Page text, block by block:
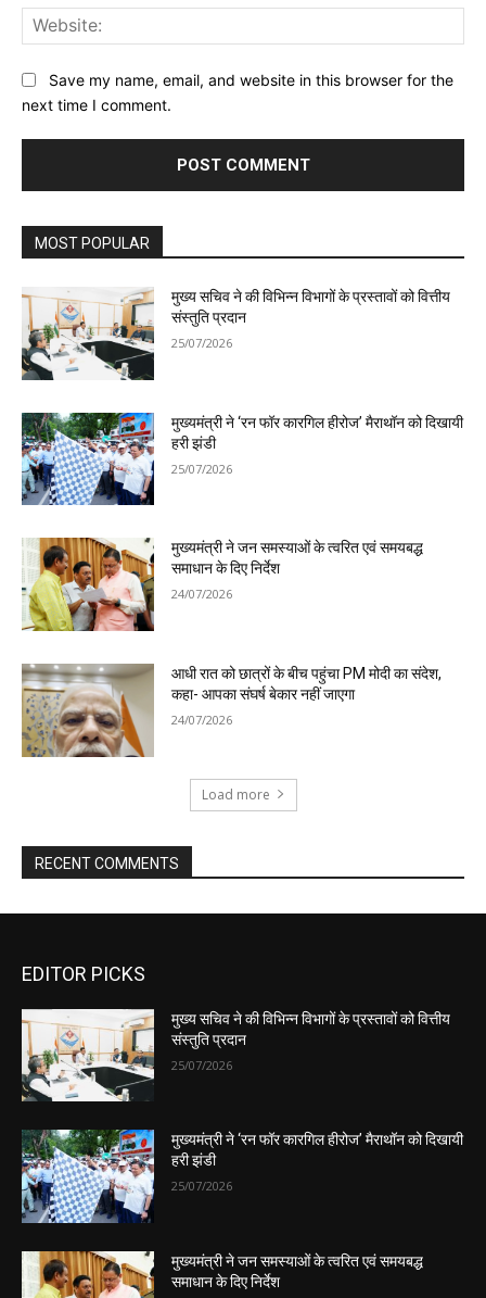
EDITOR PICKS
मुख्य सचिव ने की विभिन्न विभागों के प्रस्तावों को वित्तीय
संस्तुति प्रदान
25/07/2026
मुख्यमंत्री ने ‘रन फॉर कारगिल हीरोज’ मैराथॉन को दिखायी
हरी झंडी
25/07/2026
मुख्यमंत्री ने जन समस्याओं के त्वरित एवं समयबद्ध
समाधान के दिए निर्देश